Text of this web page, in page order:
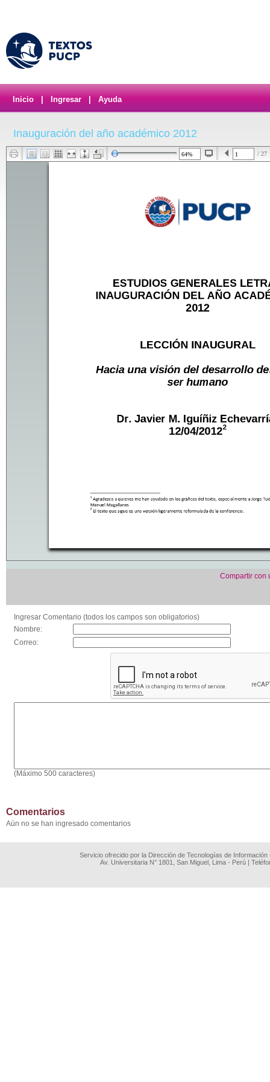
Inicio Ingresar Ayuda
Inauguración del año académico 2012
/ 27
Compartir con
Ingresar Comentario (todos los campos son obligatorios)
Nombre:
Correo:
(Máximo 500 caracteres)
Comentarios
Aún no se han ingresado comentarios
Servicio ofrecido por la Dirección de Tecnologías de
Av. Universitaria N° 1801, San Miguel, Lima - Perú |